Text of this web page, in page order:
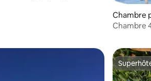
base de 11 commentaires : 4,64 sur 5
Chambre
Chambre